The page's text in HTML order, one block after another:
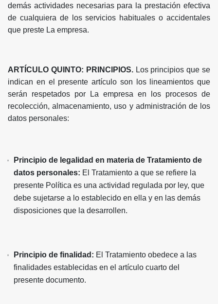
demás actividades necesarias para la prestación efectiva
de cualquiera de los servicios habituales o accidentales
que preste La empresa.
ARTÍCULO QUINTO: PRINCIPIOS.Los principios que se
indican en el presente artículo son los lineamientos que
serán respetados por La empresa en los procesos de
recolección, almacenamiento, uso y administración de los
datos personales:
Principio de legalidad en materia de Tratamiento de
datos personales: El Tratamiento a que se refiere la
presente Política es una actividad regulada por ley, que
debe sujetarse a lo establecido en ella y en las demás
disposiciones que la desarrollen.
Principio de finalidad: El Tratamiento obedece a las
finalidades establecidas en el artículo cuarto del
presente documento.